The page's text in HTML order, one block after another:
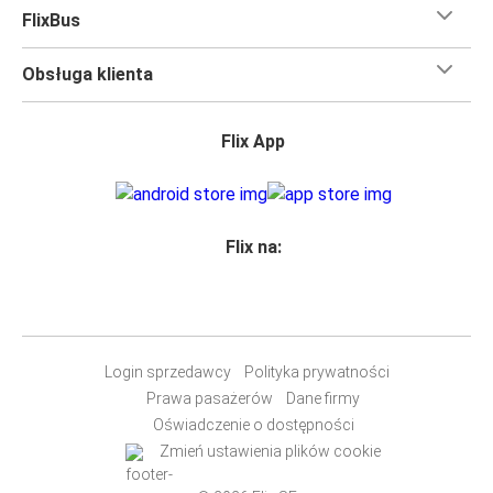
, więc
nawet jeśli wybierasz się w długą podróż, nie musisz się
Wszyscy podróżujący z biletamimają zagwarantowane
wybrać specjalne miejsce, możesz zrobić to podczas
miejsce ze stolikiem, panoramę lub dodatkowe, puste
FlixBus
Obsługa klienta
Flix App
Flix na:
Login sprzedawcy
Polityka prywatności
Prawa pasażerów
Dane firmy
Oświadczenie o dostępności
Zmień ustawienia plików cookie